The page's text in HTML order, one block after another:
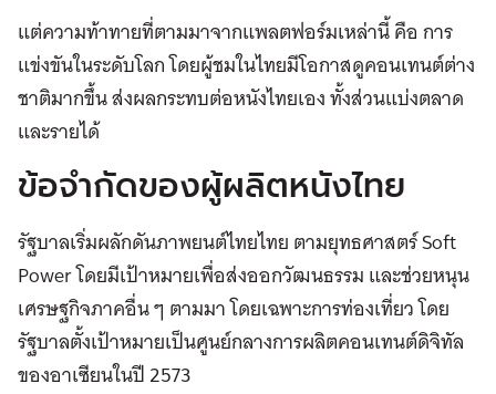
แต่ความท้าทายที่ตามมาจากแพลตฟอร์มเหล่านี้ คือ การ
แข่งขันในระดับโลก โดยผู้ชมในไทยมีโอกาสดูคอนเทนต์ต่าง
ชาติมากขึ้น ส่งผลกระทบต่อหนังไทยเอง ทั้งส่วนแบ่งตลาด
และรายได้
ข้อจำกัดของผู้ผลิตหนังไทย
รัฐบาลเริ่มผลักดันภาพยนต์ไทยไทย ตามยุทธศาสตร์ Soft
Power โดยมีเป้าหมายเพื่อส่งออกวัฒนธรรม และช่วยหนุน
เศรษฐกิจภาคอื่น ๆ ตามมา โดยเฉพาะการท่องเที่ยว โดย
รัฐบาลตั้งเป้าหมายเป็นศูนย์กลางการผลิตคอนเทนต์ดิจิทัล
ของอาเซียนในปี 2573